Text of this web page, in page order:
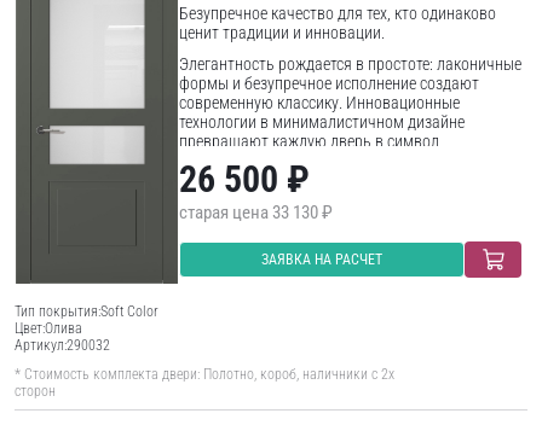
Безупречное качество для тех, кто одинаково
ценит традиции и инновации.
Элегантность рождается в простоте: лаконичные
формы и безупречное исполнение создают
современную классику. Инновационные
технологии в минималистичном дизайне
превращают каждую дверь в символ
26 500 ₽
33 130 ₽
ЗАЯВКА НА РАСЧЕТ
Тип покрытия:Soft Color
Цвет:Олива
Артикул:290032
* Стоимость комплекта двери: Полотно, короб, наличники с 2х
сторон